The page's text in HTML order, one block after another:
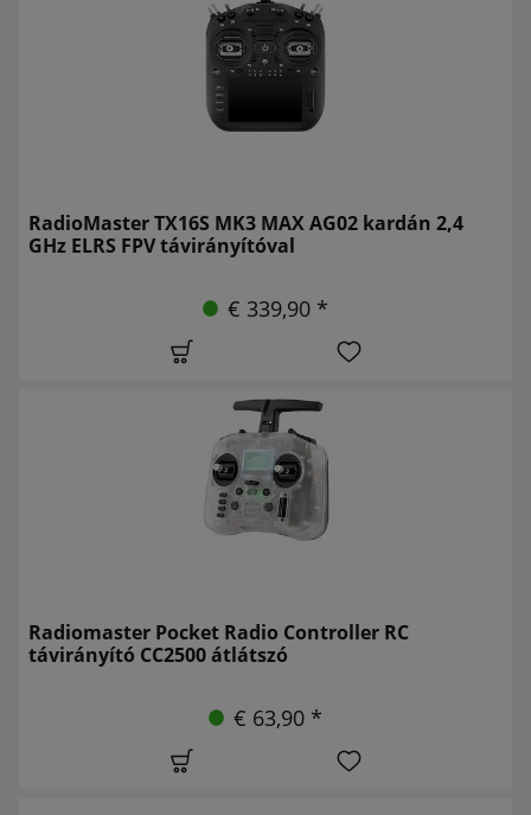
RadioMaster TX16S MK3 MAX AG02 kardán 2,4
GHz ELRS FPV távirányítóval
€ 339,90 *
Radiomaster Pocket Radio Controller RC
távirányító CC2500 átlátszó
€ 63,90 *